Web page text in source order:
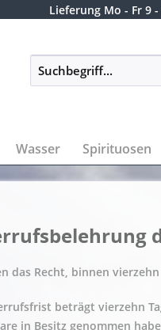
Lieferung Mo - Fr 9
Wasser Spirituosen
das Recht, binnen
beträgt vierzehn
in Besitz genommen